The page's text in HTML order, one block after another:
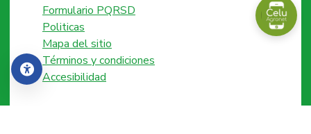
Accesibilidad
Formulario PQRSD
Politicas
Mapa del sitio
Términos y condiciones
Accesibilidad